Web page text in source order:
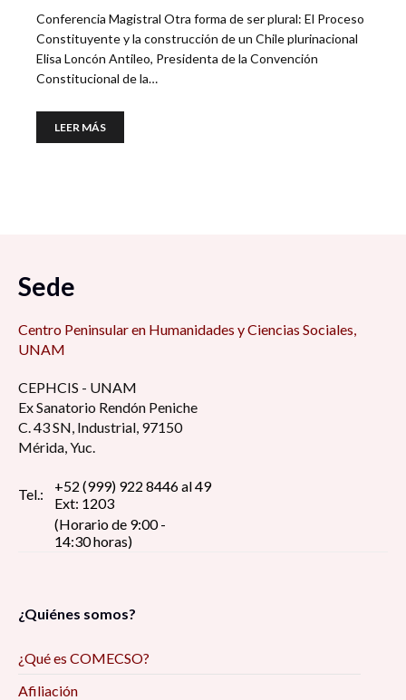
Conferencia Magistral Otra forma de ser plural: El Proceso
Constituyente y la construcción de un Chile plurinacional
Elisa Loncón Antileo, Presidenta de la Convención
Constitucional de la…
LEER MÁS
Sede
Centro Peninsular en Humanidades y Ciencias Sociales,
UNAM
CEPHCIS - UNAM
Ex Sanatorio Rendón Peniche
C. 43 SN, Industrial, 97150
Mérida, Yuc.
Tel.:
+52 (999) 922 8446 al 49
Ext: 1203
(Horario de 9:00 -
14:30 horas)
¿Quiénes somos?
¿Qué es COMECSO?
Afiliación